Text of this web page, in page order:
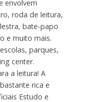
envolvem
roda de leitura,
bate-papo
e muito mais.
parques,
center.
a leitura! A
rica e
Estudo e